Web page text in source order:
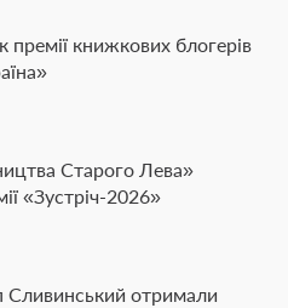
книжкових блогерів
Старого Лева»
«Зустріч-2026»
Сливинський отримали